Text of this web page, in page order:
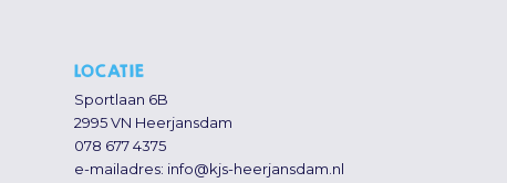
LOCATIE
Sportlaan 6B
2995 VN Heerjansdam
078 677 4375
e-mailadres: info@kjs-heerjansdam.nl